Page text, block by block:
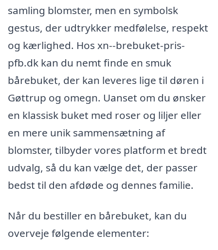
samling blomster, men en symbolsk
gestus, der udtrykker medfølelse, respekt
og kærlighed. Hos xn--brebuket-pris-
pfb.dk kan du nemt finde en smuk
bårebuket, der kan leveres lige til døren i
Gøttrup og omegn. Uanset om du ønsker
en klassisk buket med roser og liljer eller
en mere unik sammensætning af
blomster, tilbyder vores platform et bredt
udvalg, så du kan vælge det, der passer
bedst til den afdøde og dennes familie.
Når du bestiller en bårebuket, kan du
overveje følgende elementer: